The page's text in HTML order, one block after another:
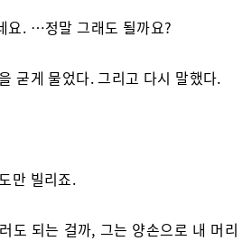
요. …정말 그래도 될까요?
굳게 물었다. 그리고 다시 말했다.
만 빌리죠.
도 되는 걸까, 그는 양손으로 내 머리